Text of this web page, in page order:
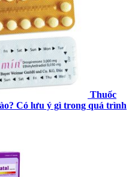
Thuốc
Có lưu ý gì trong quá trình